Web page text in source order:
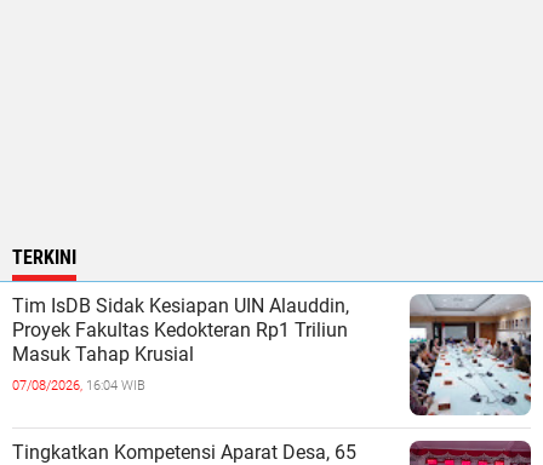
TERKINI
Tim IsDB Sidak Kesiapan UIN Alauddin,
Proyek Fakultas Kedokteran Rp1 Triliun
Masuk Tahap Krusial
07/08/2026, 16:04 WIB
Tingkatkan Kompetensi Aparat Desa, 65